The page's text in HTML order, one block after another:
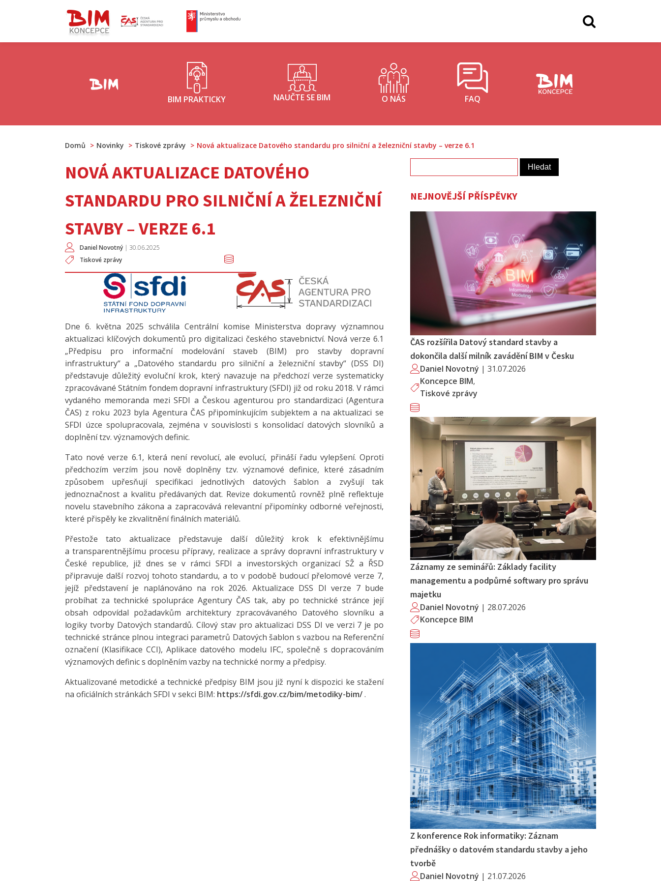
Koncepce BIM - logo
ČAS - logo
BIM PRAKTICKY NAUČTE SE BIM O NÁS FAQ
Domů Novinky Tiskové zprávy Nová aktualizace Datového standardu pro silniční a železniční stavby – verze 6.1
NOVÁ AKTUALIZACE DATOVÉHO
STANDARDU PRO SILNIČNÍ A ŽELEZNIČNÍ
STAVBY – VERZE 6.1
Daniel Novotný | 30.06.2025
Tiskové zprávy
Dne 6. května 2025 schválila Centrální komise Ministerstva dopravy významnou
aktualizaci klíčových dokumentů pro digitalizaci českého stavebnictví. Nová verze 6.1
„Předpisu pro informační modelování staveb (BIM) pro stavby dopravní
infrastruktury“ a „Datového standardu pro silniční a železniční stavby“ (DSS DI)
představuje důležitý evoluční krok, který navazuje na předchozí verze systematicky
zpracovávané Státním fondem dopravní infrastruktury (SFDI) již od roku 2018. V rámci
vydaného memoranda mezi SFDI a Českou agenturou pro standardizaci (Agentura
ČAS) z roku 2023 byla Agentura ČAS připomínkujícím subjektem a na aktualizaci se
SFDI úzce spolupracovala, zejména v souvislosti s konsolidací datových slovníků a
doplnění tzv. významových definic.
Tato nové verze 6.1, která není revolucí, ale evolucí, přináší řadu vylepšení. Oproti
předchozím verzím jsou nově doplněny tzv. významové definice, které zásadním
způsobem upřesňují specifikaci jednotlivých datových šablon a zvyšují tak
jednoznačnost a kvalitu předávaných dat. Revize dokumentů rovněž plně reflektuje
novelu stavebního zákona a zapracovává relevantní připomínky odborné veřejnosti,
které přispěly ke zkvalitnění finálních materiálů.
Přestože tato aktualizace představuje další důležitý krok k efektivnějšímu
a transparentnějšímu procesu přípravy, realizace a správy dopravní infrastruktury v
České republice, již dnes se v rámci SFDI a investorských organizací SŽ a ŘSD
připravuje další rozvoj tohoto standardu, a to v podobě budoucí přelomové verze 7,
jejíž představení je naplánováno na rok 2026. Aktualizace DSS DI verze 7 bude
probíhat za technické spolupráce Agentury ČAS tak, aby po technické stránce její
obsah odpovídal požadavkům architektury zpracovávaného Datového slovníku a
logiky tvorby Datových standardů. Cílový stav pro aktualizaci DSS DI ve verzi 7 je po
technické stránce plnou integraci parametrů Datových šablon s vazbou na Referenční
označení (Klasifikace CCI), Aplikace datového modelu IFC, společně s dopracováním
významových definic s doplněním vazby na technické normy a předpisy.
Aktualizované metodické a technické předpisy BIM jsou již nyní k dispozici ke stažení
na oficiálních stránkách SFDI v sekci BIM: https://sfdi.gov.cz/bim/metodiky-bim/.
NEJNOVĚJŠÍ PŘÍSPĚVKY
ČAS rozšířila Datový standard stavby a
dokončila další milník zavádění BIM v Česku
Daniel Novotný | 31.07.2026
Koncepce BIM,
Tiskové zprávy
Záznamy ze seminářů: Základy facility
managementu a podpůrné softwary pro správu
majetku
Daniel Novotný | 28.07.2026
Koncepce BIM
Z konference Rok informatiky: Záznam
přednášky o datovém standardu stavby a jeho
tvorbě
Daniel Novotný | 21.07.2026